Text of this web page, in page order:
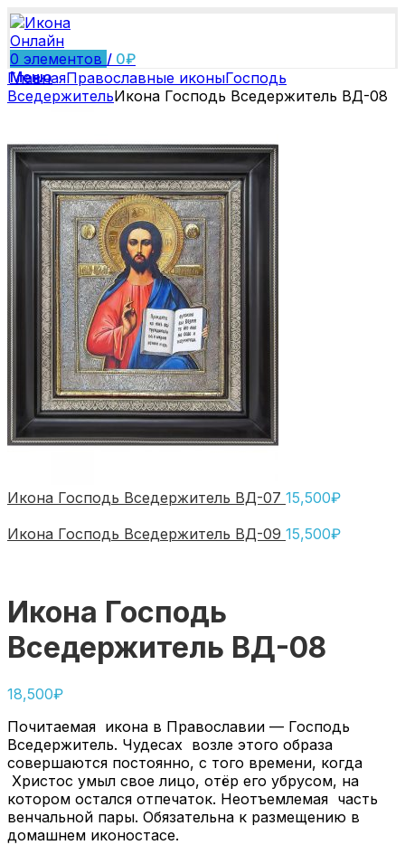
0 элементов / 0₽
Меню
ГлавнаяПравославные иконыГосподь
ВседержительИкона Господь Вседержитель ВД-08
Икона Господь Вседержитель ВД-07 15,500₽
Икона Господь Вседержитель ВД-09 15,500₽
Икона Господь
Вседержитель ВД-08
18,500₽
Почитаемая икона в Православии — Господь
Вседержитель. Чудесах возле этого образа
совершаются постоянно, с того времени, когда
Христос умыл свое лицо, отёр его убрусом, на
котором остался отпечаток. Неотъемлемая часть
венчальной пары. Обязательна к размещению в
домашнем иконостасе.